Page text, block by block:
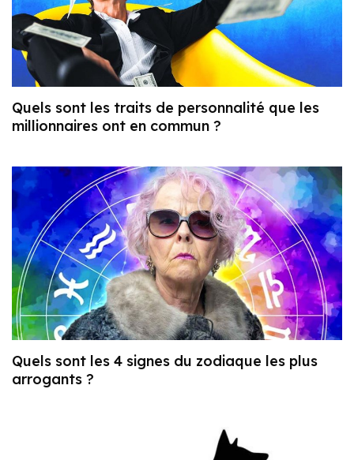
Quels sont les traits de personnalité que les
millionnaires ont en commun ?
Quels sont les 4 signes du zodiaque les plus
arrogants ?